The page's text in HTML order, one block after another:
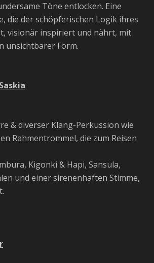
Töne entlocken. Eine
die der schöpferischen Logik ihres
visionär inspiriert und nährt, mit
unsichtbarer Form.
& diverser Klang-Perkussion wie
Rahmentrommel, die zum Reisen
Kigonki & Hapi, Sansula,
und einer sirenenhaften Stimme,